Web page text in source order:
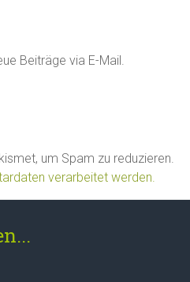
Beiträge via E-Mail.
um Spam zu reduzieren.
verarbeitet werden.